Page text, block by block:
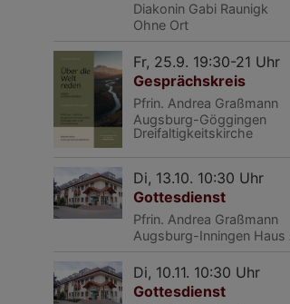
Diakonin Gabi Raunigk
Ohne Ort
Fr, 25.9. 19:30-21 Uhr
Gesprächskreis
Pfrin. Andrea Graßmann
Augsburg-Göggingen
Dreifaltigkeitskirche
Di, 13.10. 10:30 Uhr
Gottesdienst
Pfrin. Andrea Graßmann
Augsburg-Inningen Haus
Di, 10.11. 10:30 Uhr
Gottesdienst